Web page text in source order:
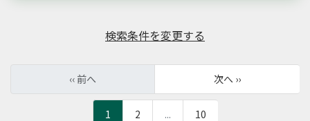
検索条件を変更する
‹‹ 前へ 次へ ››
1 2 ... 10